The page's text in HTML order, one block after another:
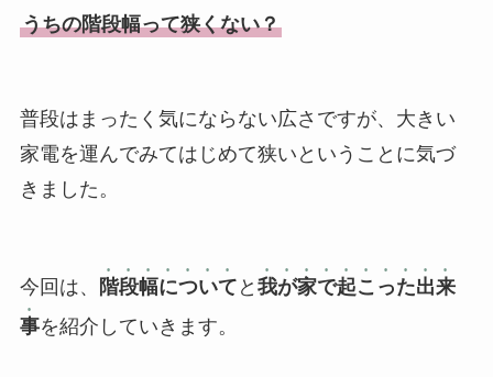
うちの階段幅って狭くない？
普段はまったく気にならない広さですが、大きい
家電を運んでみてはじめて狭いということに気づ
きました。
今回は、 階段幅について と 我が家で起こった出来
事を紹介していきます。